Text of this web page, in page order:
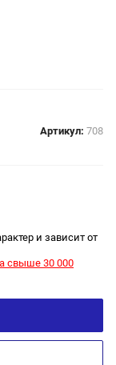
Артикул: 708
и зависит от
свыше 30 000